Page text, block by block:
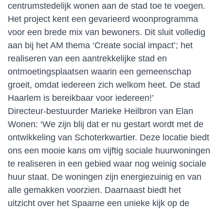
centrumstedelijk wonen aan de stad toe te voegen.
Het project kent een gevarieerd woonprogramma
voor een brede mix van bewoners. Dit sluit volledig
aan bij het AM thema ‘Create social impact’; het
realiseren van een aantrekkelijke stad en
ontmoetingsplaatsen waarin een gemeenschap
groeit, omdat iedereen zich welkom heet. De stad
Haarlem is bereikbaar voor iedereen!’
Directeur-bestuurder Marieke Heilbron van Elan
Wonen: ‘We zijn blij dat er nu gestart wordt met de
ontwikkeling van Schoterkwartier. Deze locatie biedt
ons een mooie kans om vijftig sociale huurwoningen
te realiseren in een gebied waar nog weinig sociale
huur staat. De woningen zijn energiezuinig en van
alle gemakken voorzien. Daarnaast biedt het
uitzicht over het Spaarne een unieke kijk op de